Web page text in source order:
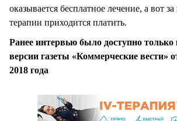
оказывается бесплатное лечение, а вот
терапии приходится платить.
Ранее интервью было доступно только
версии газеты «Коммерческие вести»
2018 года